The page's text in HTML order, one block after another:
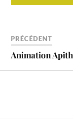
PRÉCÉDENT
Animation